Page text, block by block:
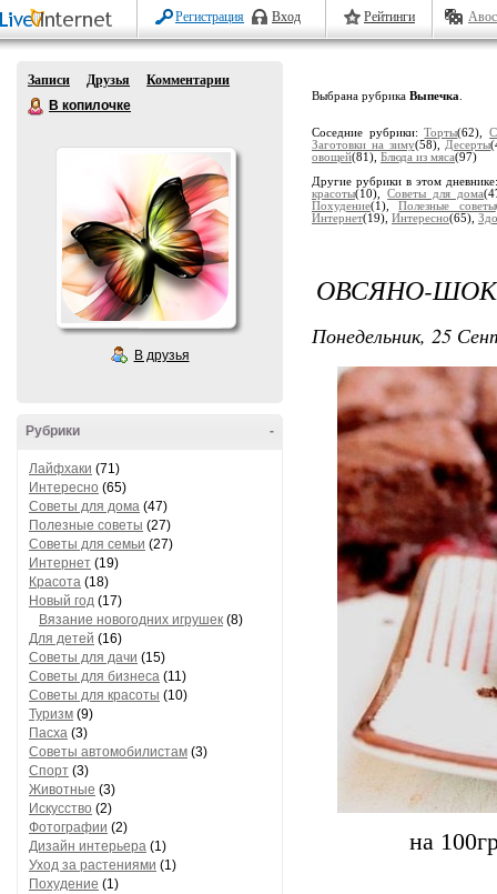
Регистрация Вход Рейтинги
Записи Друзья
Комментарии
В копилочке
В друзья
-
Рубрики
Лайфхаки (71)
Интересно (65)
Советы для дома (47)
Полезные советы (27)
Советы для семьи (27)
Интернет (19)
Красота (18)
Новый год (17)
Вязание новогодних игрушек (8)
Для детей (16)
Советы для дачи (15)
Советы для бизнеса (11)
Советы для красоты (10)
Туризм (9)
Пасха (3)
Советы автомобилистам (3)
Спорт (3)
Животные (3)
Искусство (2)
Фотографии (2)
Дизайн интерьера (1)
Уход за растениями (1)
Похудение (1)
Выбрана рубрика Выпечка
Соседние рубрики:Торты(62),
Заготовки на зиму(58), Десерты
овощей(81), Блюда из мяса(97)
Другие рубрики в этом
красоты(10),Советы для дома
Похудение(1),Полезные советы
Интернет(19), Интересно(65),
ОВСЯНО-
Понедельник, 25
на